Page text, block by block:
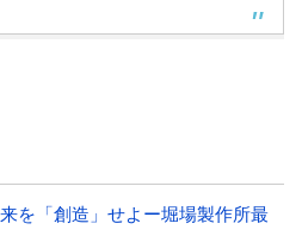
を「創造」せよー堀場製作所最